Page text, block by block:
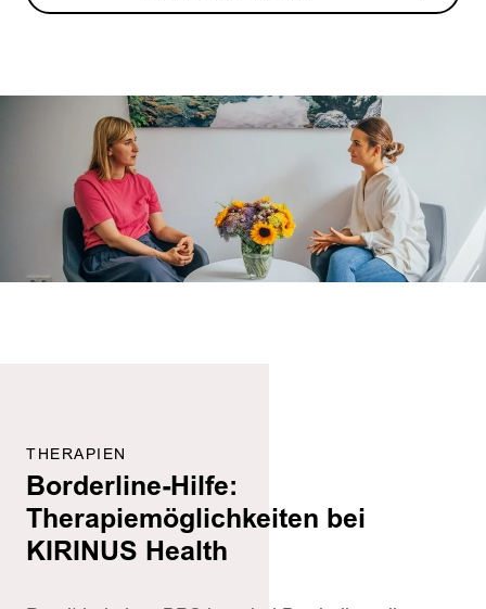
THERAPIEN
Borderline-Hilfe:
Therapiemöglichkeiten bei
KIRINUS Health